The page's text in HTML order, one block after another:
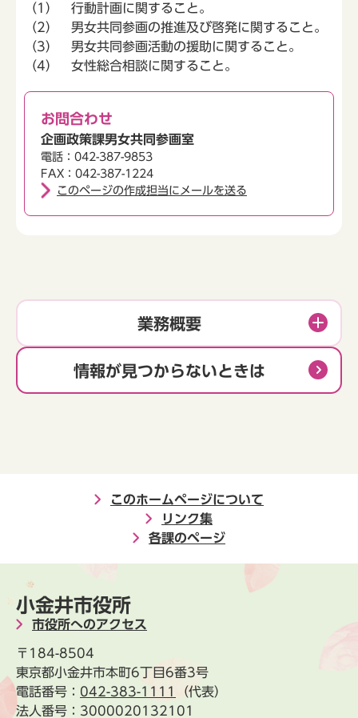
（1） 行動計画に関すること。
（2） 男女共同参画の推進及び啓発に関すること。
（3） 男女共同参画活動の援助に関すること。
（4） 女性総合相談に関すること。
お問合わせ
企画政策課男女共同参画室
電話：042-387-9853
FAX：042-387-1224
このページの作成担当にメールを送る
業務概要
情報が見つからないときは
このホームページについて
リンク集
各課のページ
小金井市役所
市役所へのアクセス
〒184-8504
東京都小金井市本町6丁目6番3号
電話番号： 042-383-1111
（代表）
法人番号：3000020132101